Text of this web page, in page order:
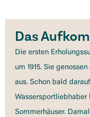
Das
Die ersten
um 1915. Sie
aus. Schon bald
Wassersportliebhaber
Sommerhäuser.